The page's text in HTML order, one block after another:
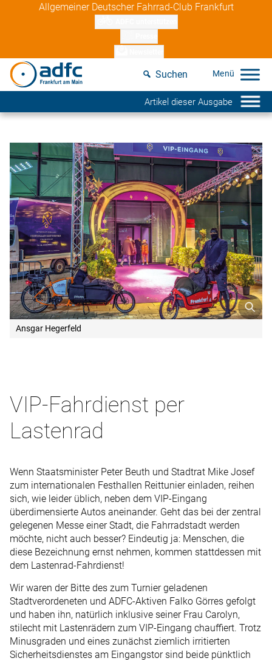
Allgemeiner Deutscher Fahrrad-Club Frankfurt
Suchen
Artikel dieser Ausgabe
Ansgar Hegerfeld
VIP-Fahrdienst per
Lastenrad
Wenn Staatsminister Peter Beuth und Stadtrat Mike Josef
zum internationalen Festhallen Reittunier einladen, reihen
sich, wie leider üblich, neben dem VIP-Eingang
überdimensierte Autos aneinander. Geht das bei der zentral
gelegenen Messe einer Stadt, die Fahrradstadt werden
möchte, nicht auch besser? Eindeutig ja: Menschen, die
diese Bezeichnung ernst nehmen, kommen stattdessen mit
dem Lastenrad-Fahrdienst!
Wir waren der Bitte des zum Turnier geladenen
Stadtverordeneten und ADFC-Aktiven Falko Görres gefolgt
und haben ihn, natürlich inklusive seiner Frau Carolyn,
stilecht mit Lastenrädern zum VIP-Eingang chauffiert. Trotz
Minusgraden und eines zunächst ziemlich irritierten
Sicherheitsdienstes am Eingangstor sind beide pünktlich